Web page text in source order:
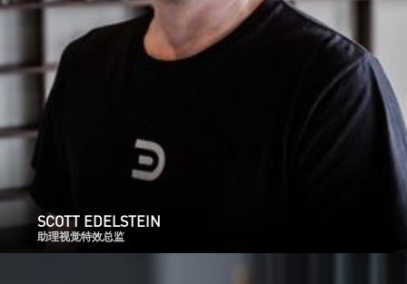
SCOTT EDELSTEIN
助理视觉特效总监